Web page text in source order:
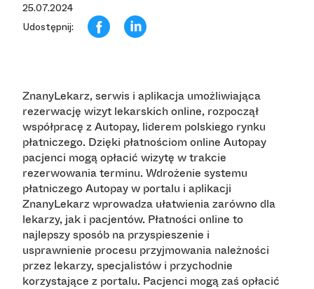
25.07.2024
Udostępnij:
ZnanyLekarz, serwis i aplikacja umożliwiająca
rezerwację wizyt lekarskich online, rozpoczął
współpracę z Autopay, liderem polskiego rynku
płatniczego. Dzięki płatnościom online Autopay
pacjenci mogą opłacić wizytę w trakcie
rezerwowania terminu. Wdrożenie systemu
płatniczego Autopay w portalu i aplikacji
ZnanyLekarz wprowadza ułatwienia zarówno dla
lekarzy, jak i pacjentów. Płatności online to
najlepszy sposób na przyspieszenie i
usprawnienie procesu przyjmowania należności
przez lekarzy, specjalistów i przychodnie
korzystające z portalu. Pacjenci mogą zaś opłacić